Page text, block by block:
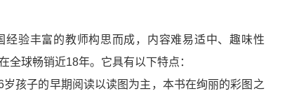
验丰富的教师构思而成，内容难易适中、趣味性
全球畅销近18年。它具有以下特点：
孩子的早期阅读以读图为主，本书在绚丽的彩图之